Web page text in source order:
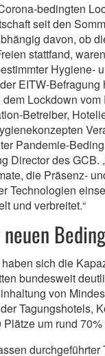
bedingten
seit den
davon, ob
stattfand,
Hygiene-
EITW-
Lockdown
Betreiber,
Pandemie-
Director des GCB.
die Präsenz-
Technologien
und verbreitet.“
sich die
bundesweit
von
Tagungshotels,
um rund